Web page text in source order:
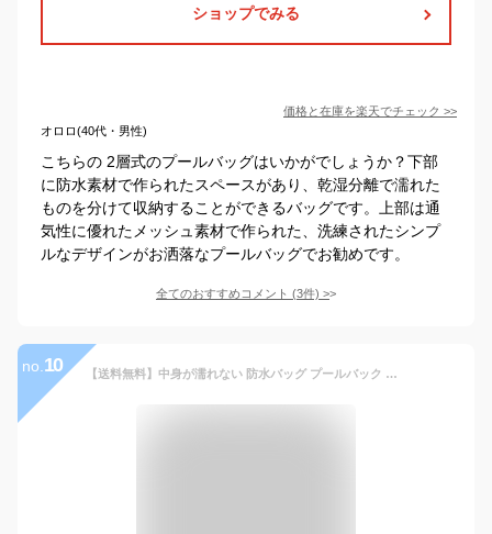
ショップでみる
価格と在庫を楽天でチェック >>
オロロ(40代・男性)
こちらの 2層式のプールバッグはいかがでしょうか？下部
に防水素材で作られたスペースがあり、乾湿分離で濡れた
ものを分けて収納することができるバッグです。上部は通
気性に優れたメッシュ素材で作られた、洗練されたシンプ
ルなデザインがお洒落なプールバッグでお勧めです。
全てのおすすめコメント (3件) >
no. 10 【送料無料】中身が濡れない 防水バッグ プールバック プールバッグ ドライバッグ 小さ目 シューズバッグ シューズケース ショルダーバッグ 2way ショルダー ストラップ アウトドア キャンプ サーフィン マリン レイトンハウス メンズ レディース ジュニア